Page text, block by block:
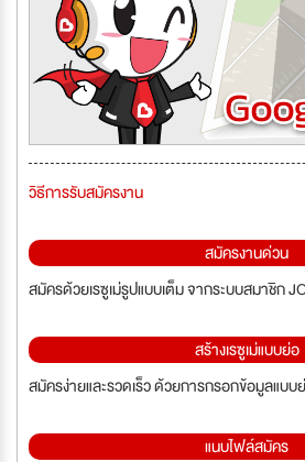
วิธีการรับสมัครงาน
สมัครงานด่วน
สมัครด้วยเรซูเม่รูปแบบเต็ม จากระบบสมาชิก
สร้างเรซูเม่แบบย่อ
สมัครง่ายและรวดเร็ว ด้วยการกรอกข้อมูลแบบ
แนบไฟล์สมัคร